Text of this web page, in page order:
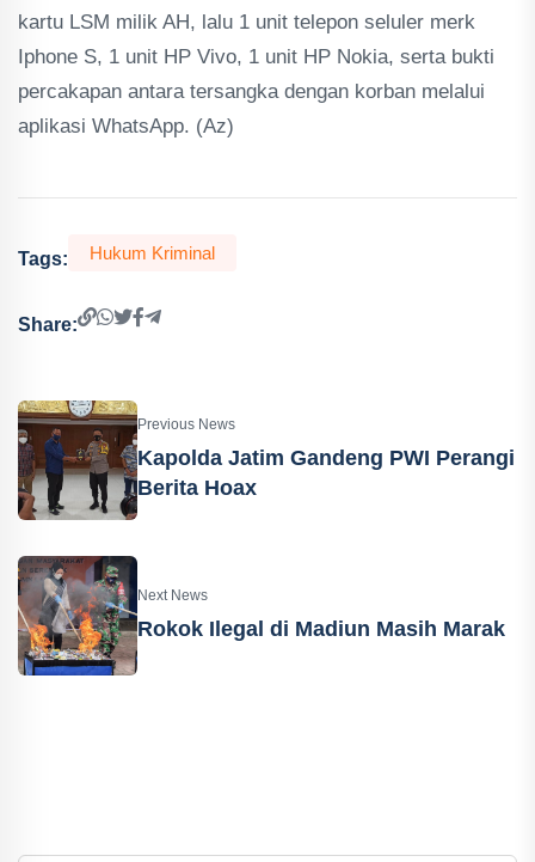
kartu LSM milik AH, lalu 1 unit telepon seluler merk
Iphone S, 1 unit HP Vivo, 1 unit HP Nokia, serta bukti
percakapan antara tersangka dengan korban melalui
aplikasi WhatsApp. (Az)
Tags: Hukum Kriminal
Share:
Previous News
Kapolda Jatim Gandeng PWI Perangi
Berita Hoax
Next News
Rokok Ilegal di Madiun Masih Marak